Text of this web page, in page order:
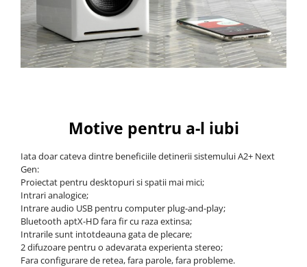
Motive pentru a-l iubi
Iata doar cateva dintre beneficiile detinerii sistemului A2+ Next
Gen:
Proiectat pentru desktopuri si spatii mai mici;
Intrari analogice;
Intrare audio USB pentru computer plug-and-play;
Bluetooth aptX-HD fara fir cu raza extinsa;
Intrarile sunt intotdeauna gata de plecare;
2 difuzoare pentru o adevarata experienta stereo;
Fara configurare de retea, fara parole, fara probleme.